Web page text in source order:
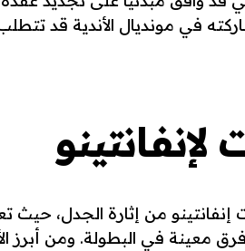
في مونديال الأندية قد تتطلب
لإنفانتينو
إنفانتينو من إثارة الجدل،
معينة في البطولة. ومن أبرز